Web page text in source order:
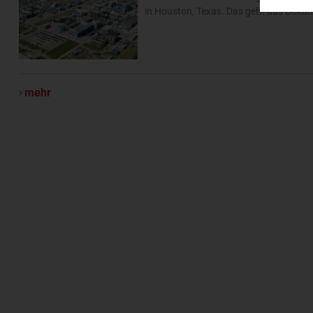
in Houston, Texas. Das geht aus
mehr